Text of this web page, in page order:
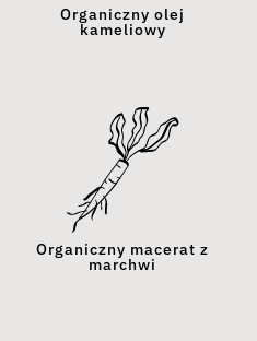
Organiczny olej
kameliowy
Organiczny macerat z
marchwi